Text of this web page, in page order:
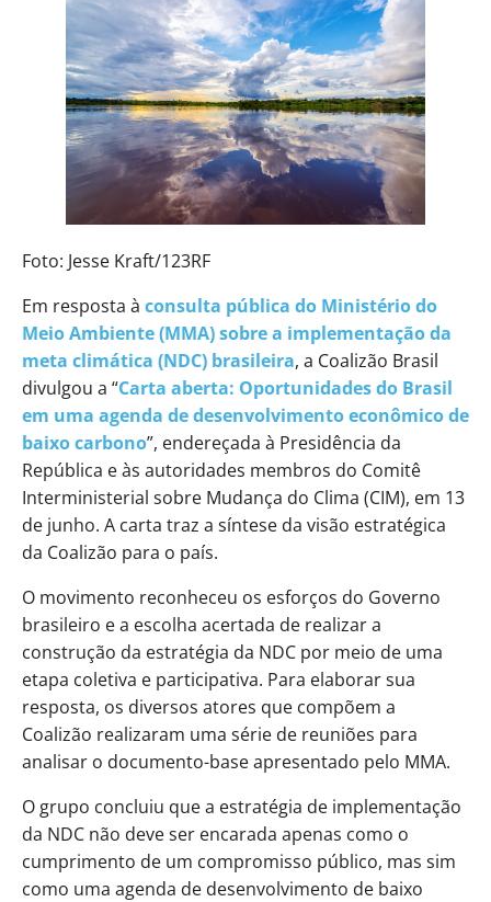
Foto: Jesse Kraft/123RF
Em resposta à consulta pública do Ministério do
Meio Ambiente (MMA) sobre a implementação da
meta climática (NDC) brasileira, a Coalizão Brasil
divulgou a “Carta aberta: Oportunidades do Brasil
em uma agenda de desenvolvimento econômico de
baixo carbono”, endereçada à Presidência da
República e às autoridades membros do Comitê
Interministerial sobre Mudança do Clima (CIM), em 13
de junho. A carta traz a síntese da visão estratégica
da Coalizão para o país.
O movimento reconheceu os esforços do Governo
brasileiro e a escolha acertada de realizar a
construção da estratégia da NDC por meio de uma
etapa coletiva e participativa. Para elaborar sua
resposta, os diversos atores que compõem a
Coalizão realizaram uma série de reuniões para
analisar o documento-base apresentado pelo MMA.
O grupo concluiu que a estratégia de implementação
da NDC não deve ser encarada apenas como o
cumprimento de um compromisso público, mas sim
como uma agenda de desenvolvimento de baixo